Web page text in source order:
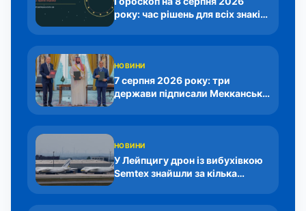
року: час рішень для всіх знаків
НОВИНИ
7 серпня 2026 року: три
держави підписали Мекканську
НОВИНИ
У Лейпцигу дрон із вибухівкою
Semtex знайшли за кілька